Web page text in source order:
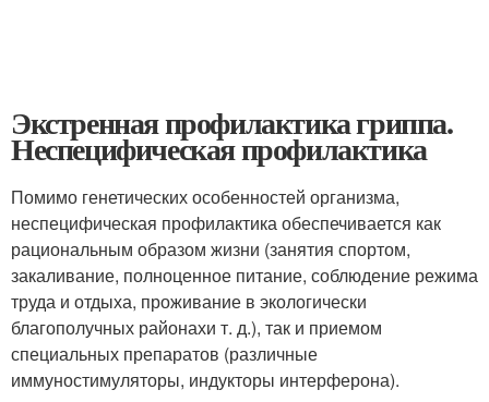
Экстренная профилактика гриппа.
Неспецифическая профилактика
Помимо генетических особенностей организма,
неспецифическая профилактика обеспечивается как
рациональным образом жизни (занятия спортом,
закаливание, полноценное питание, соблюдение режима
труда и отдыха, проживание в экологически
благополучных районахи т. д.), так и приемом
специальных препаратов (различные
иммуностимуляторы, индукторы интерферона).